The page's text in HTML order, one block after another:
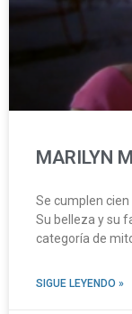
MARILYN
Se cumplen
Su belleza y su
categoría de
SIGUE LEYENDO »